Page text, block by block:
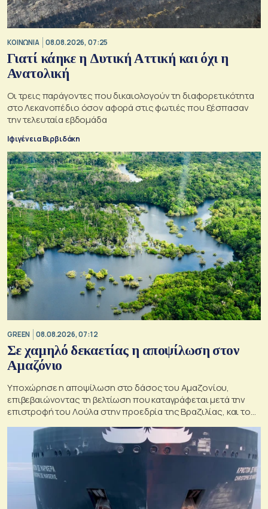
ΚΟΙΝΩΝΙΑ 08.08.2026, 07:25
Γιατί κάηκε η Δυτική Αττική και όχι η
Ανατολική
Oι τρεις παράγοντες που δικαιολογούν τη διαφορετικότητα
στο Λεκανοπέδιο όσον αφορά στις φωτιές που ξέσπασαν
την τελευταία εβδομάδα
Ιφιγένεια Βιρβιδάκη
GREEN 08.08.2026, 07:12
Σε χαμηλό δεκαετίας η αποψίλωση στον
Αμαζόνιο
Υποχώρησε η αποψίλωση στο δάσος του Αμαζονίου,
επιβεβαιώνοντας τη βελτίωση που καταγράφεται μετά την
επιστροφή του Λούλα στην προεδρία της Βραζιλίας, και του